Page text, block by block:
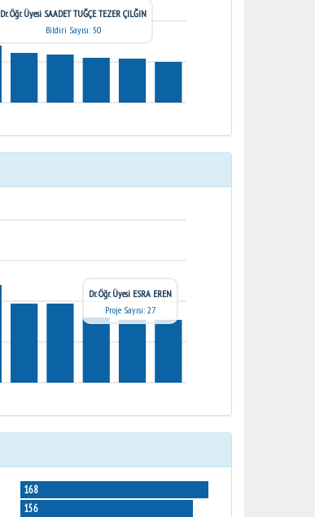
Dr. Öğr. Üyesi SAADET TUĞÇE TEZER ÇILĞIN
Bildiri Sayısı: 50
Dr. Öğr. Üyesi ESRA EREN
Proje Sayısı: 27
168
156